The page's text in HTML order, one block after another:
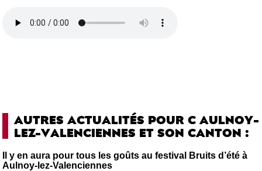
AUTRES ACTUALITÉS POUR C AULNOY-
LEZ-VALENCIENNES ET SON CANTON :
Il y en aura pour tous les goûts au festival Bruits d’été à
Aulnoy-lez-Valenciennes